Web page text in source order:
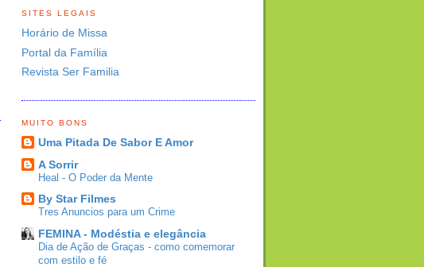
SITES LEGAIS
Horário de Missa
Portal da Família
Revista Ser Familia
MUITO BONS
Uma Pitada De Sabor E Amor
A Sorrir
Heal - O Poder da Mente
By Star Filmes
Tres Anuncios para um Crime
FEMINA - Modéstia e elegância
Dia de Ação de Graças - como comemorar
com estilo e fé